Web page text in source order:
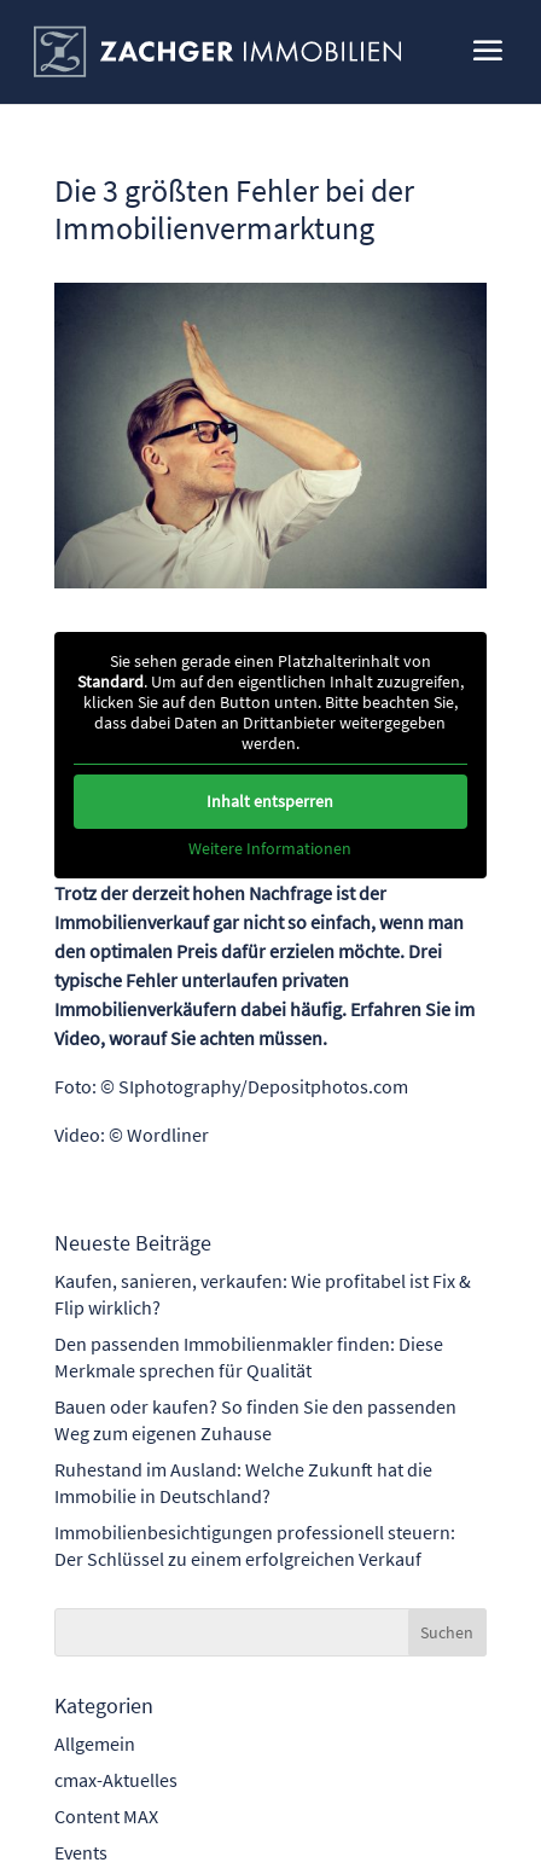
Die 3 größten Fehler bei der
Immobilienvermarktung
Sie sehen gerade einen Platzhalterinhalt von
Standard. Um auf den eigentlichen Inhalt zuzugreifen,
klicken Sie auf den Button unten. Bitte beachten Sie,
dass dabei Daten an Drittanbieter weitergegeben
werden.
Inhalt entsperren
Weitere Informationen
Trotz der derzeit hohen Nachfrage ist der
Immobilienverkauf gar nicht so einfach, wenn man
den optimalen Preis dafür erzielen möchte. Drei
typische Fehler unterlaufen privaten
Immobilienverkäufern dabei häufig. Erfahren Sie im
Video, worauf Sie achten müssen.
Foto: © SIphotography/Depositphotos.com
Video: © Wordliner
Neueste Beiträge
Kaufen, sanieren, verkaufen: Wie profitabel ist Fix &
Flip wirklich?
Den passenden Immobilienmakler finden: Diese
Merkmale sprechen für Qualität
Bauen oder kaufen? So finden Sie den passenden
Weg zum eigenen Zuhause
Ruhestand im Ausland: Welche Zukunft hat die
Immobilie in Deutschland?
Immobilienbesichtigungen professionell steuern:
Der Schlüssel zu einem erfolgreichen Verkauf
Kategorien
Allgemein
cmax-Aktuelles
Content MAX
Events